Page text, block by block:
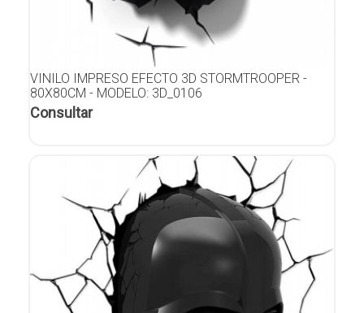
VINILO IMPRESO EFECTO 3D STORMTROOPER -
80X80CM - MODELO: 3D_0106
Consultar